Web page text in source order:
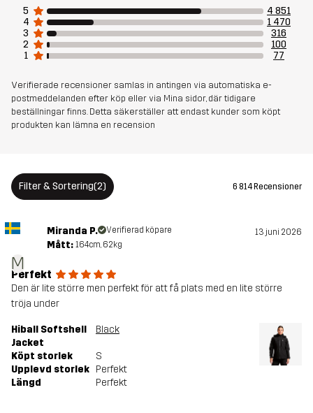
Foder
95% Polyester (Återvunnen), 5%
Polyester
Hållbarhet Återvunna detaljer läs här
Artikelnummer 10759_2001
Versioner
Se versionshistoriken
5
4 851
4
1 470
3
316
2
100
1
77
Verifierade recensioner samlas in antingen via automatiska e-
postmeddelanden efter köp eller via Mina sidor, där tidigare
beställningar finns. Detta säkerställer att endast kunder som köpt
produkten kan lämna en recension
Filter & Sortering(2) 6 814 Recensioner
M
Miranda P. Verifierad köpare 13 juni 2026
Mått: 164cm, 62kg
Perfekt
Den är lite större men perfekt för att få plats med en lite större
tröja under
Hiball Softshell
Jacket
Black
Köpt storlek
S
Upplevd storlek Perfekt
Längd
Perfekt